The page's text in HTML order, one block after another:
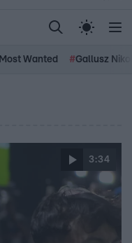
Most Wanted #Gallusz
3:34